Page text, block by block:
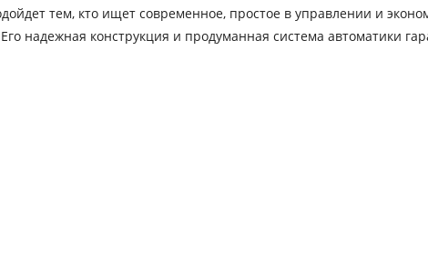
тем, кто ищет современное, простое в управлении и
надежная конструкция и продуманная система автоматики